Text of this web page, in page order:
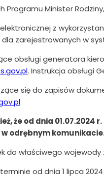
Minister
elektronicznej z
dla zarejestrowanych w
obsługi generatora
. Instrukcja obsługi
się do zapisów
.
że od dnia
odrębnym
do właściwego
od dnia 1 lipca